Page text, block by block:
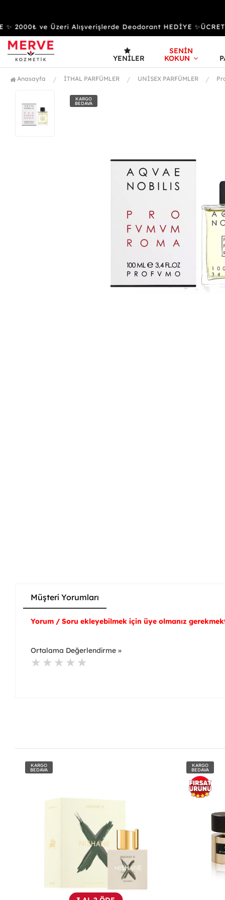
ve Üzeri Alışverişlerde Deodorant HEDİYE ✨ÜCRETSİZ
YENILER
SENİN
KOKUN
Anasayfa İTHAL PARFÜMLER UNİSEX PARFÜMLER
KARGO
BEDAVA
Müşteri Yorumları
Yorum / Soru ekleyebilmek için üye olmanız
Ortalama Değerlendirme »
KARGO
BEDAVA
KARGO
BEDAVA